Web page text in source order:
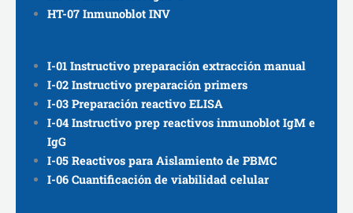
HT-07 Inmunoblot INV
I-01 Instructivo preparación extracción manual
I-02 Instructivo preparación primers
I-03 Preparación reactivo ELISA
I-04 Instructivo prep reactivos inmunoblot IgM e
IgG
I-05 Reactivos para Aislamiento de PBMC
I-06 Cuantificación de viabilidad celular